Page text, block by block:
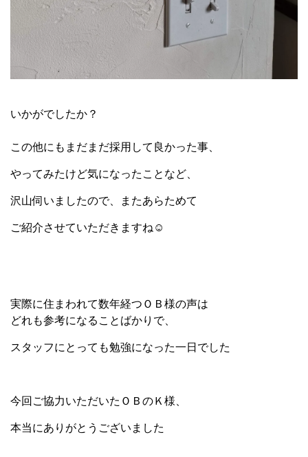
いかがでしたか？
この他にもまだまだ採用して良かった事、
やってみたけど気になったことなど、
沢山伺いましたので、またあらためて
ご紹介させていただきますね☺
実際に住まわれて数年経つＯＢ様の声は
どれも参考になることばかりで、
スタッフにとっても勉強になった一日でした
今回ご協力いただいたＯＢのＫ様、
本当にありがとうございました